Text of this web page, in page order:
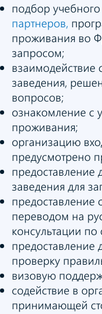
подбор
партнеров,
проживания во
запросом;
взаимодействие
заведения,
вопросов;
ознакомление с
проживания;
организацию
предусмотрено
предоставление
заведения для
предоставление
переводом на
консультации
предоставление
проверку
визовую
содействие в
принимающей